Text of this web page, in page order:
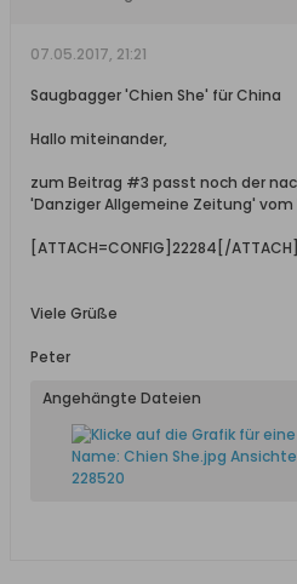
07.05.2017, 21:21
Saugbagger 'Chien She' für China
Hallo miteinander,
zum Beitrag #3 passt noch der
'Danziger Allgemeine Zeitung' vom
[ATTACH=CONFIG]22284[/ATTACH]
Viele Grüße
Peter
Angehängte Dateien